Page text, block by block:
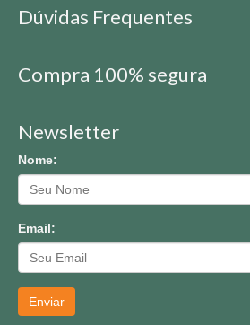
Dúvidas Frequentes
Compra 100% segura
Newsletter
Nome:
Email:
Enviar